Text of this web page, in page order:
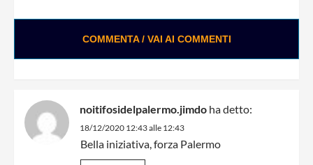
COMMENTA / VAI AI COMMENTI
noitifosidelpalermo.jimdo ha detto:
18/12/2020 12:43 alle 12:43
Bella iniziativa, forza Palermo